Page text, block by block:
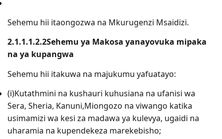
Sehemu hii itaongozwa na Mkurugenzi Msaidizi.
2.1.1.1.2.2Sehemu ya Makosa yanayovuka mipaka
na ya kupangwa
Sehemu hii itakuwa na majukumu yafuatayo:
(i)Kutathmini na kushauri kuhusiana na ufanisi wa
Sera, Sheria, Kanuni,Miongozo na viwango katika
usimamizi wa kesi za madawa ya kulevya, ugaidi na
uharamia na kupendekeza marekebisho;